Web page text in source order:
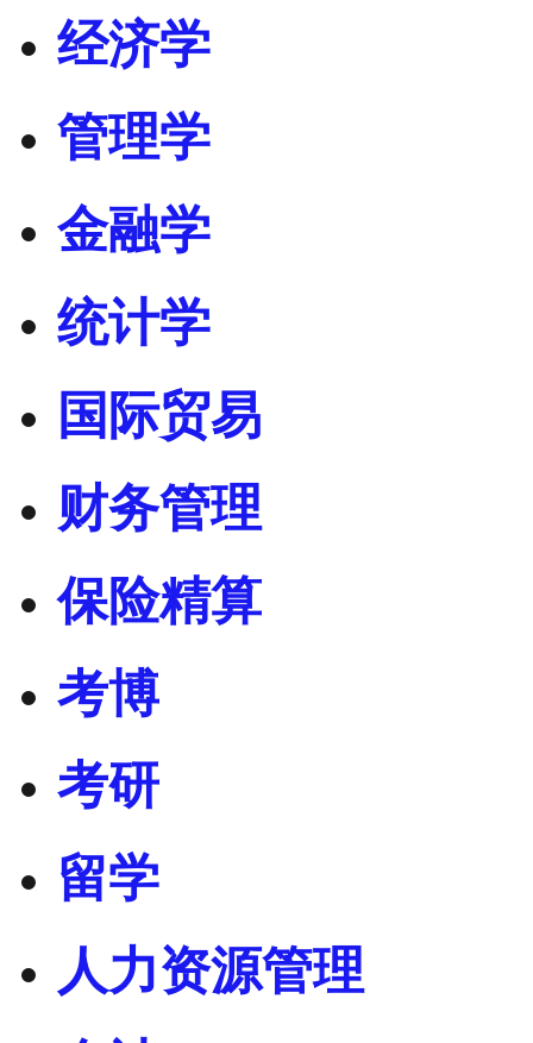
经济学
管理学
金融学
统计学
国际贸易
财务管理
保险精算
考博
考研
留学
人力资源管理